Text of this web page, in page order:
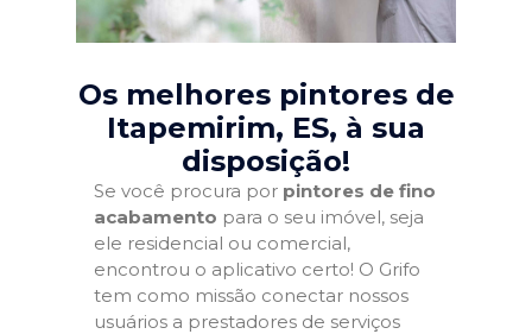
Os melhores pintores de
Itapemirim, ES, à sua
disposição!
Se você procura por pintores de fino
acabamento para o seu imóvel, seja
ele residencial ou comercial,
encontrou o aplicativo certo! O Grifo
tem como missão conectar nossos
usuários a prestadores de serviços